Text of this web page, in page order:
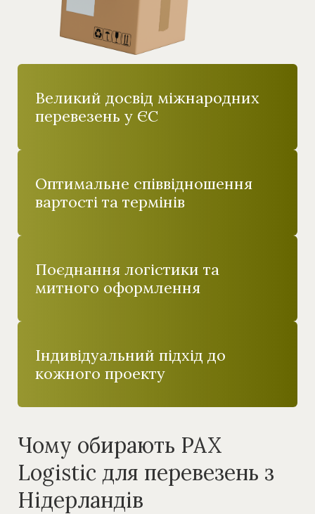
Великий досвід міжнародних
перевезень у ЄС
Оптимальне співвідношення
вартості та термінів
Поєднання логістики та
митного оформлення
Індивідуальний підхід до
кожного проекту
Чому обирають PAX
Logistic для перевезень з
Нідерландів